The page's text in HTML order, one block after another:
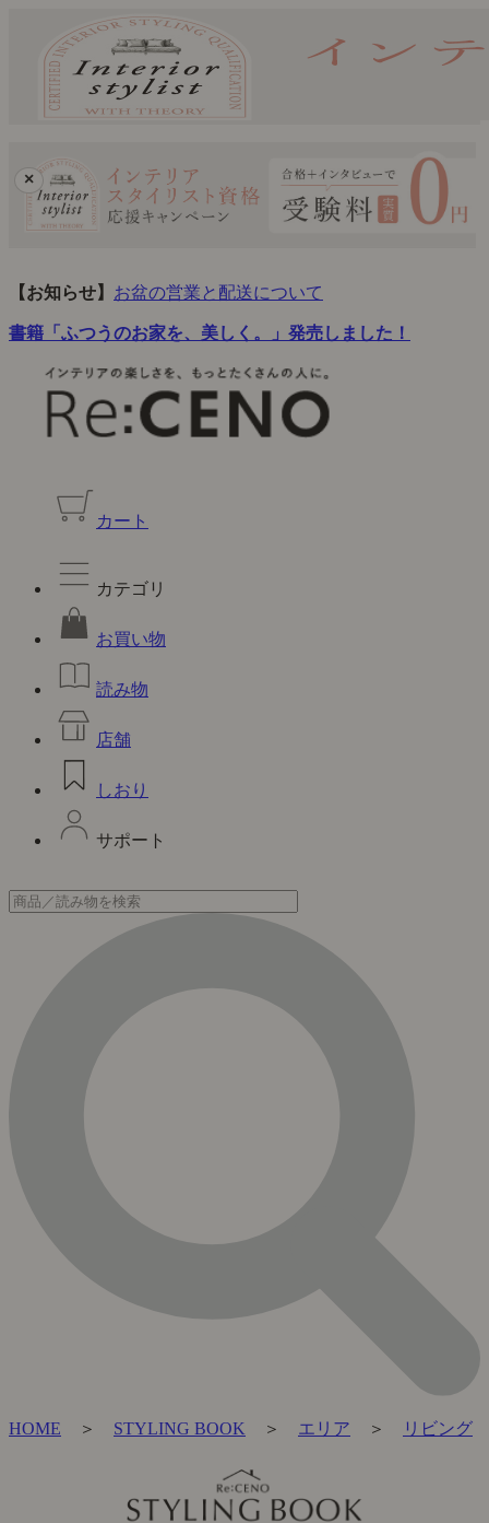
×
【お知らせ】 お盆の営業と配送について
書籍「ふつうのお家を、美しく。」発売しました！
カート
カテゴリ
お買い物
読み物
店舗
しおり
サポート
HOME ＞ STYLING BOOK ＞ エリア ＞ リビング